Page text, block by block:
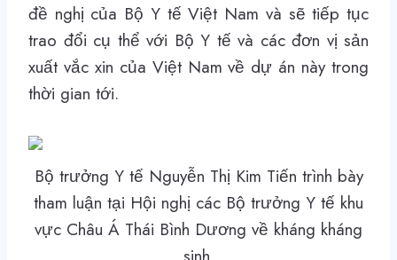
đề nghị của Bộ Y tế Việt Nam và sẽ tiếp tục
trao đổi cụ thể với Bộ Y tế và các đơn vị sản
xuất vắc xin của Việt Nam về dự án này trong
thời gian tới.
Bộ trưởng Y tế Nguyễn Thị Kim Tiến trình bày
tham luận tại Hội nghị các Bộ trưởng Y tế khu
vực Châu Á Thái Bình Dương về kháng kháng